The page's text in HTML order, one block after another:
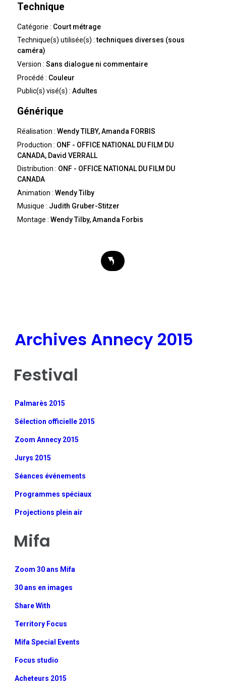
Technique
Catégorie : Court métrage
Technique(s) utilisée(s) :techniques diverses (sous
caméra)
Version :Sans dialogue ni commentaire
Procédé : Couleur
Public(s) visé(s) :Adultes
Générique
Réalisation :Wendy TILBY, Amanda FORBIS
Production : ONF - OFFICE NATIONAL DU FILM DU
CANADA, David VERRALL
Distribution : ONF - OFFICE NATIONAL DU FILM DU
CANADA
Animation :Wendy Tilby
Musique : Judith Gruber-Stitzer
Montage :Wendy Tilby, Amanda Forbis
Archives Annecy 2015
Festival
Palmarès 2015
Sélection officielle 2015
Zoom Annecy 2015
Jurys 2015
Séances événements
Programmes spéciaux
Projections plein air
Mifa
Zoom 30 ans Mifa
30 ans en images
Share With
Territory Focus
Mifa Special Events
Focus studio
Acheteurs 2015